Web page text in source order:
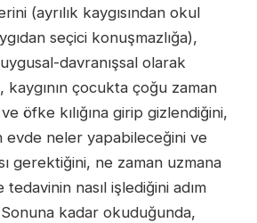
(ayrılık kaygısından okul
seçici konuşmazlığa),
davranışsal olarak
çocukta çoğu zaman
öfke kılığına girip gizlendiğini,
evde neler yapabileceğini ve
gerektiğini, ne zaman uzmana
tedavinin nasıl işlediğini adım
Sonuna kadar okuduğunda,